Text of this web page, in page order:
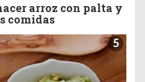
arroz con palta y
comidas
5